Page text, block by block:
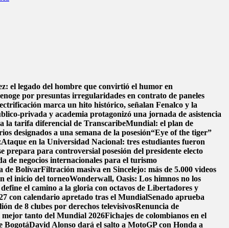
el legado del hombre que convirtió el humor en
por presuntas irregularidades en contrato de paneles
marca un hito histórico, señalan Fenalco y la
privada y academia protagonizó una jornada de asistencia
la tarifa diferencial de TranscaribeMundial: el plan de
designados a una semana de la posesión“Eye of the tiger”
Ataque en la Universidad Nacional: tres estudiantes fueron
prepara para controversial posesión del presidente electo
de negocios internacionales para el turismo
de BolívarFiltración masiva en Sincelejo: más de 5.000 videos
el inicio del torneoWonderwall, Oasis: Los himnos no los
el camino a la gloria con octavos de Libertadores y
con calendario apretado tras el MundialSenado aprueba
de 8 clubes por derechos televisivosRenuncia de
mejor tanto del Mundial 2026Fichajes de colombianos en el
BogotáDavid Alonso dará el salto a MotoGP con Honda a